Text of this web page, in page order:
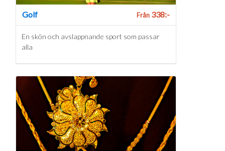
Golf Från338:-
En skön och avslappnande sport som passar
alla